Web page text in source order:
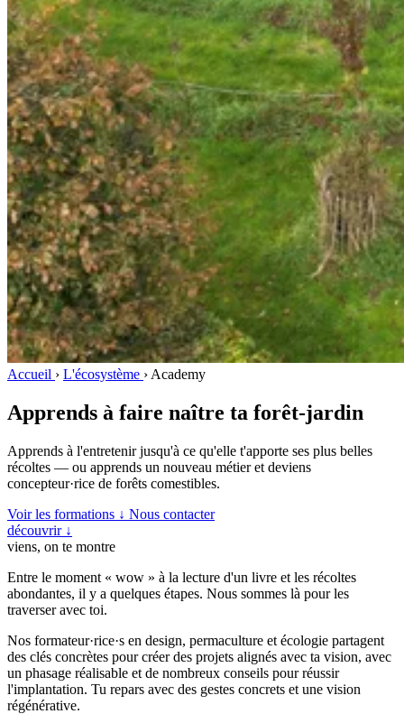
Accueil › L'écosystème › Academy
Apprends à faire naître ta forêt-jardin
Apprends à l'entretenir jusqu'à ce qu'elle t'apporte ses plus belles
récoltes — ou apprends un nouveau métier et deviens
concepteur·rice de forêts comestibles.
Voir les formations ↓ Nous contacter
découvrir ↓
viens, on te montre
Entre le moment « wow » à la lecture d'un livre et les récoltes
abondantes, il y a quelques étapes. Nous sommes là pour les
traverser avec toi.
Nos formateur·rice·s en design, permaculture et écologie partagent
des clés concrètes pour créer des projets alignés avec ta vision, avec
un phasage réalisable et de nombreux conseils pour réussir
l'implantation. Tu repars avec des gestes concrets et une vision
régénérative.